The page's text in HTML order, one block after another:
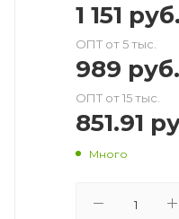
1 151 руб.
ОПТ от 5 тыс.
989 руб.
ОПТ от 15 тыс.
851.91
Много